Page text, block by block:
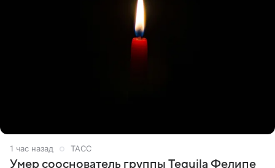
1 час назад ТАСС
Умер сооснователь группы Tequila Фелипе